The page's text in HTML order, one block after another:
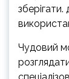
зберігати.
Чудовий